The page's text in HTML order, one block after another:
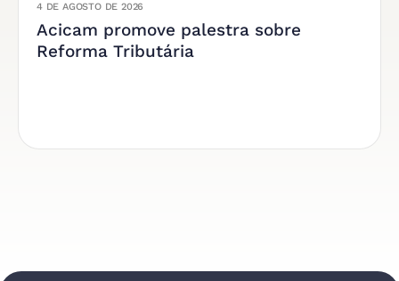
4 DE AGOSTO DE 2026
Acicam promove palestra sobre
Reforma Tributária